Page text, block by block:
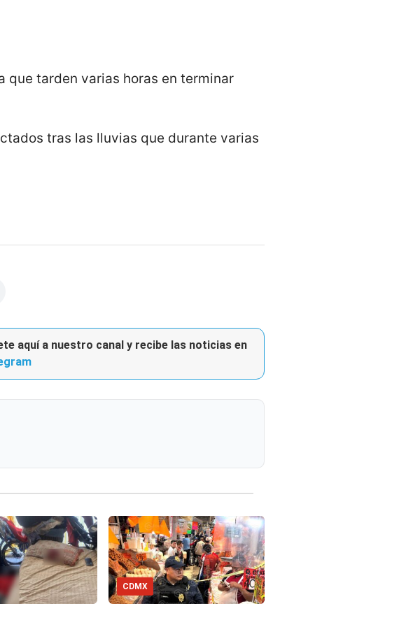
que tarden varias horas en terminar
tras las lluvias que durante varias
aquí a nuestro canal y recibe las noticias en
CDMX